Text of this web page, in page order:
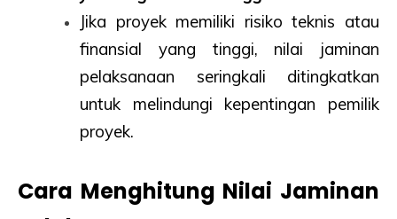
Jika proyek memiliki risiko teknis atau
finansial yang tinggi, nilai jaminan
pelaksanaan seringkali ditingkatkan
untuk melindungi kepentingan pemilik
proyek.
Cara Menghitung Nilai Jaminan